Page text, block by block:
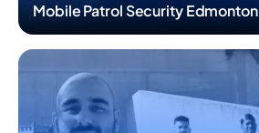
Mobile Patrol Security Edmonton